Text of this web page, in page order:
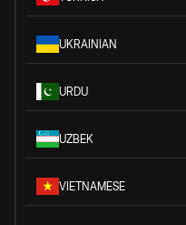
UKRAINIAN
URDU
UZBEK
VIETNAMESE